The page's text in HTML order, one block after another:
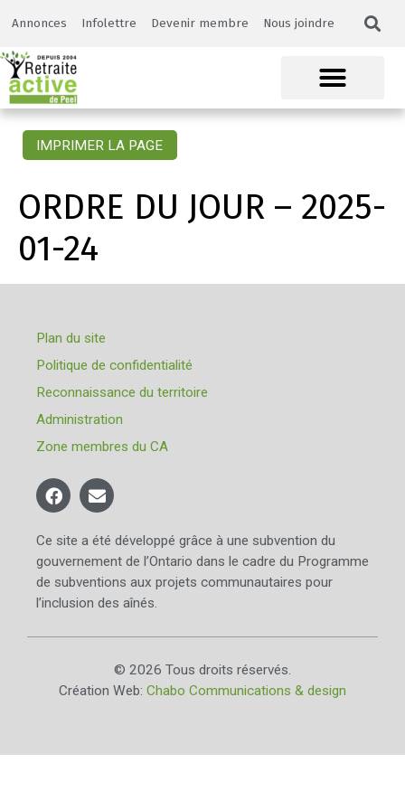
Annonces Infolettre Devenir membre Nous joindre
IMPRIMER LA PAGE
ORDRE DU JOUR – 2025-
01-24
Plan du site
Politique de confidentialité
Reconnaissance du territoire
Administration
Zone membres du CA
Ce site a été développé grâce à une subvention du
gouvernement de l’Ontario dans le cadre du Programme
de subventions aux projets communautaires pour
l’inclusion des aînés.
© 2026 Tous droits réservés.
Création Web: Chabo Communications & design